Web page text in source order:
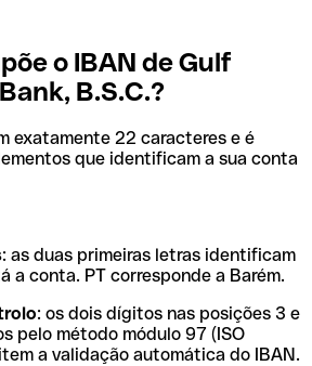
o IBAN de Gulf
B.S.C.?
exatamente 22 caracteres e é
que identificam a sua conta
: as duas primeiras letras identificam
a conta. PT corresponde a Barém.
: os dois dígitos nas posições 3 e
pelo método módulo 97 (ISO
a validação automática do IBAN.